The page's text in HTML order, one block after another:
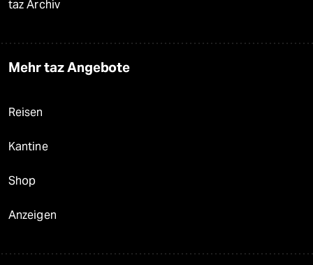
taz Archiv
Mehr taz Angebote
Reisen
Kantine
Shop
Anzeigen